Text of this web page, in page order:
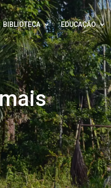
BIBLIOTECA EDUCAÇÃO